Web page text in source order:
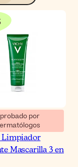
por
Limpiador
Mascarilla 3 en